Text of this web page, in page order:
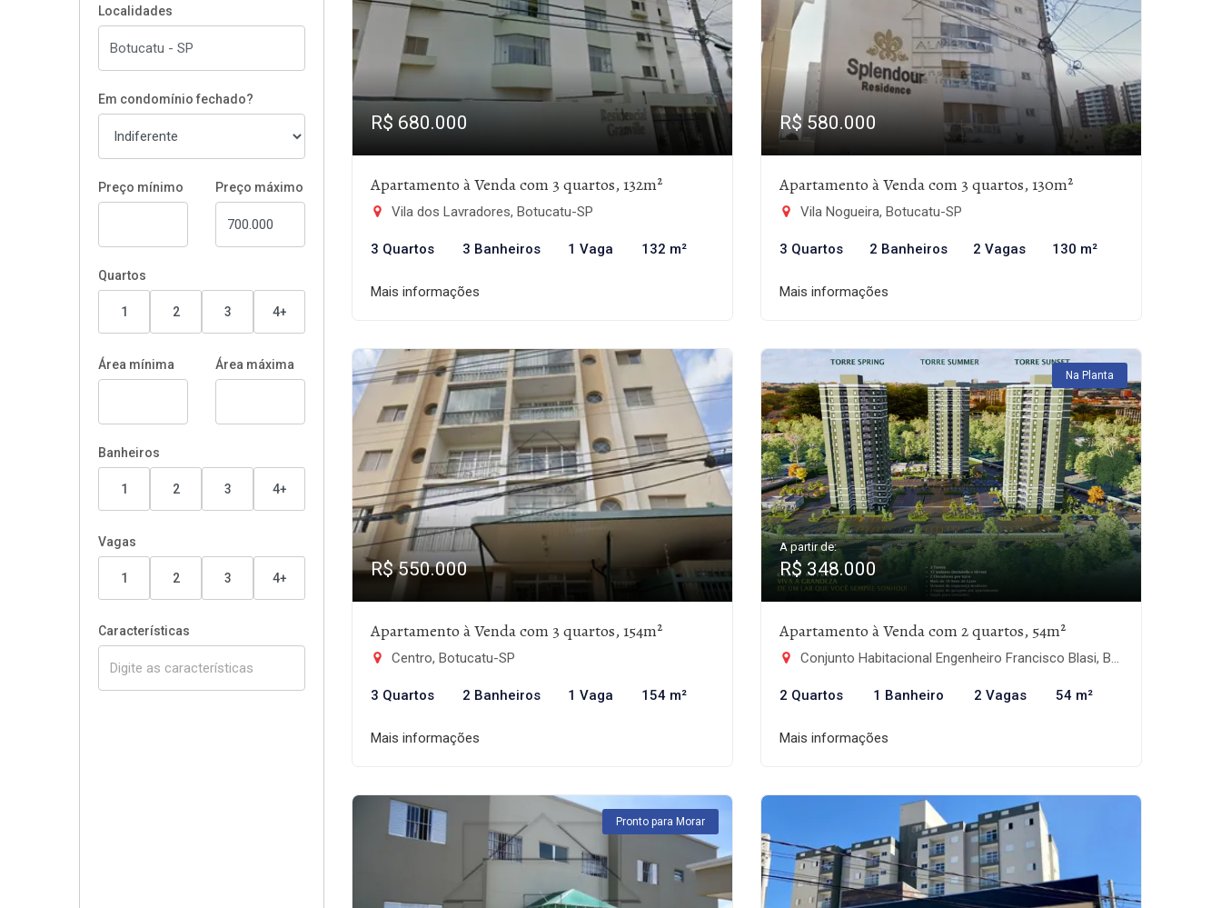
Localidades
Em condomínio fechado?
Preço mínimo Preço máximo
Quartos
1 2 3 4+
Área mínima Área máxima
Banheiros
1 2 3 4+
Vagas
1 2 3 4+
Características
R$ 680.000
Apartamento à Venda com 3 quartos, 132m²
Vila dos Lavradores, Botucatu-SP
3 Quartos 3 Banheiros 1 Vaga 132 m²
Mais informações
R$ 580.000
Apartamento à Venda com 3 quartos, 130m²
Vila Nogueira, Botucatu-SP
3 Quartos 2 Banheiros 2 Vagas 130 m²
Mais informações
R$ 550.000
Apartamento à Venda com 3 quartos, 154m²
Centro, Botucatu-SP
3 Quartos 2 Banheiros 1 Vaga 154 m²
Mais informações
Na Planta
A partir de:
R$ 348.000
Apartamento à Venda com 2 quartos, 54m²
Conjunto Habitacional Engenheiro Francisco Blasi, Botucatu-SP
2 Quartos 1 Banheiro 2 Vagas 54 m²
Mais informações
Pronto para Morar